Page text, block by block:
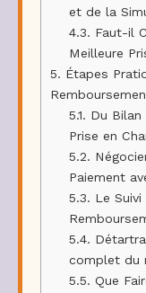
et de la
4.3. Faut-il
Meilleure
5. Étapes
5.1. Du
Prise en
5.2.
Paiement
5.3. Le
5.4.
complet du
5.5. Que